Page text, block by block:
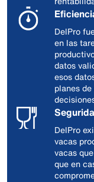
DelPro
en las
datos
esos
planes
DelPro
vacas
vacas
que en